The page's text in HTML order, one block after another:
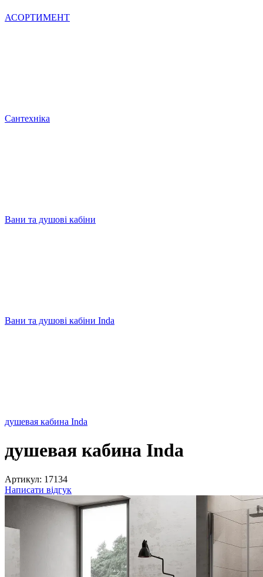
АСОРТИМЕНТ
Сантехніка
Вани та душові кабіни
Вани та душові кабіни Inda
душевая кабина Inda
душевая кабина Inda
Артикул: 17134
Написати відгук